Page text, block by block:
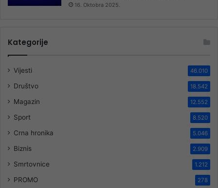
16. Oktobra 2025.
Kategorije
Vijesti 46.010
Društvo 18.542
Magazin 12.552
Sport 8.520
Crna hronika 5.046
Biznis 2.909
Smrtovnice 1.212
PROMO 278